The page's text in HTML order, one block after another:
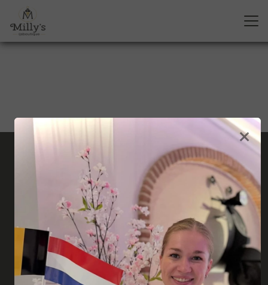
Milly’s ijsboutique
Molenstraat 5
2387 Baarle-Hertog
0032-469 630416
info@millys-ijsboutique.be
×